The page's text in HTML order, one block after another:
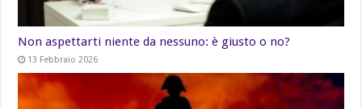
Non aspettarti niente da nessuno: è giusto o no?
13 Febbraio 2026